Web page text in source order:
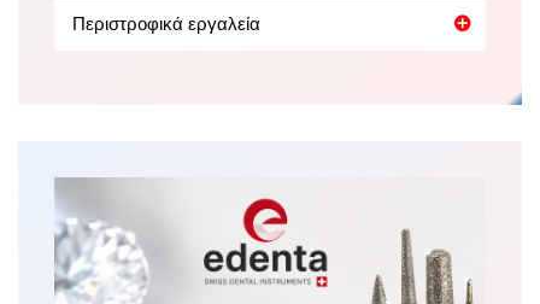
Περιστροφικά εργαλεία